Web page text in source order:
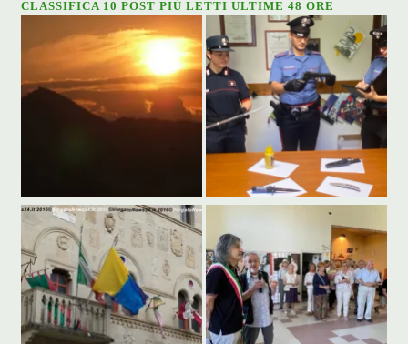
CLASSIFICA 10 POST PIÙ LETTI ULTIME 48 ORE